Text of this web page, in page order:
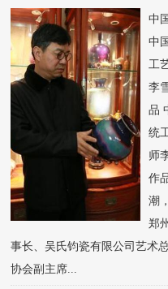
论
中
中
工
李
品
统
师
作
潮
郑
事长、吴氏钧瓷有限公司艺术
协会副主席...